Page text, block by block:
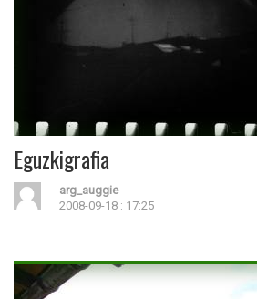
Eguzkigrafia
arg_auggie
2008-09-18 : 17:25